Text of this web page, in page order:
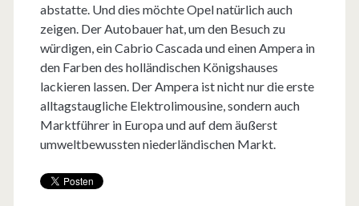
abstatte. Und dies möchte Opel natürlich auch
zeigen. Der Autobauer hat, um den Besuch zu
würdigen, ein Cabrio Cascada und einen Ampera in
den Farben des holländischen Königshauses
lackieren lassen. Der Ampera ist nicht nur die erste
alltagstaugliche Elektrolimousine, sondern auch
Marktführer in Europa und auf dem äußerst
umweltbewussten niederländischen Markt.